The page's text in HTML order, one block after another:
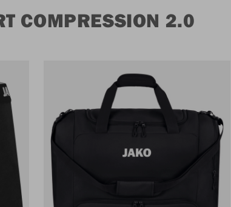
COMPRESSION 2.0